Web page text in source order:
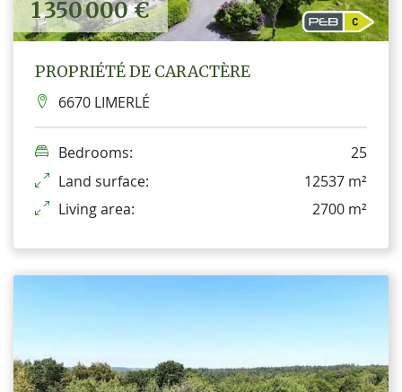
1 350 000 €
PROPRIÉTÉ DE CARACTÈRE
6670 LIMERLÉ
Bedrooms:
25
Land surface:
12537 m²
Living area:
2700 m²